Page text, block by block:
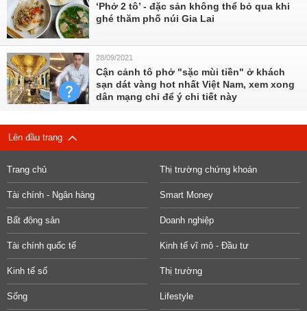
‘Phở 2 tô’ - đặc sản không thể bỏ qua khi
ghé thăm phố núi Gia Lai
28/09/2021
Cận cảnh tô phở "sặc mùi tiền" ở khách
sạn dát vàng hot nhất Việt Nam, xem xong
dân mạng chỉ để ý chi tiết này
Lên đầu trang
Trang chủ Thị trường chứng khoán
Tài chính - Ngân hàng Smart Money
Bất động sản Doanh nghiệp
Tài chính quốc tế Kinh tế vĩ mô - Đầu tư
Kinh tế số Thị trường
Sống Lifestyle